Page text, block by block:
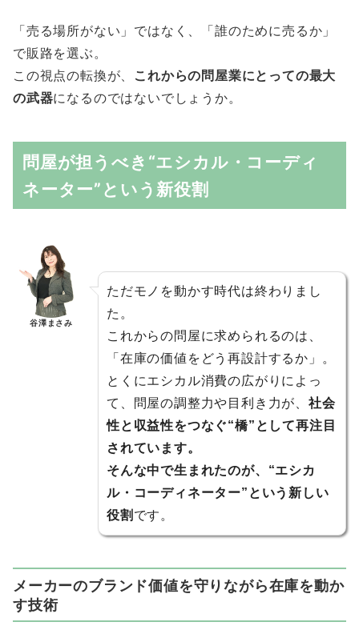
「売る場所がない」ではなく、「誰のために売るか」
で販路を選ぶ。
この視点の転換が、
これからの問屋業にとっての最大
の武器になるのではないでしょうか。
問屋が担うべき“エシカル・コーディ
ネーター”という新役割
谷澤まさみ
ただモノを動かす時代は終わりまし
た。
これからの問屋に求められるのは、
「在庫の価値をどう再設計するか」。
とくにエシカル消費の広がりによっ
て、問屋の調整力や目利き力が、 社会
性と収益性をつなぐ“橋”として再注目
されています。
そんな中で生まれたのが、“エシカ
ル・コーディネーター”という新しい
役割 です。
メーカーのブランド価値を守りながら在庫を動か
す技術